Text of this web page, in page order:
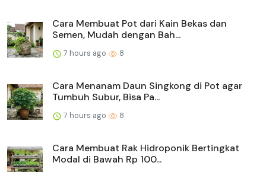
Cara Membuat Pot dari Kain Bekas dan
Semen, Mudah dengan Bah...
7 hours ago 8
Cara Menanam Daun Singkong di Pot agar
Tumbuh Subur, Bisa Pa...
7 hours ago 8
Cara Membuat Rak Hidroponik Bertingkat
Modal di Bawah Rp 100...